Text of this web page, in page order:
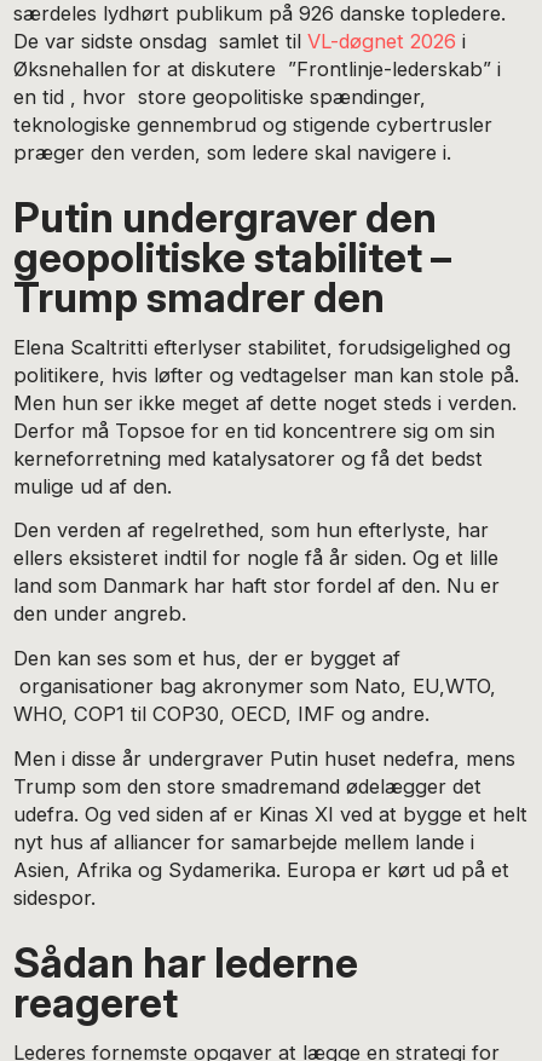
særdeles lydhørt publikum på 926 danske topledere.
De var sidste onsdag samlet tilVL-døgnet 2026i
Øksnehallen for at diskutere ”Frontlinje-lederskab” i
en tid , hvor store geopolitiske spændinger,
teknologiske gennembrud og stigende cybertrusler
præger den verden, som ledere skal navigere i.
Putin undergraver den
geopolitiske stabilitet –
Trump smadrer den
Elena Scaltritti efterlyser stabilitet, forudsigelighed og
politikere, hvis løfter og vedtagelser man kan stole på.
Men hun ser ikke meget af dette noget steds i verden.
Derfor må Topsoe for en tid koncentrere sig om sin
kerneforretning med katalysatorer og få det bedst
mulige ud af den.
Den verden af regelrethed, som hun efterlyste, har
ellers eksisteret indtil for nogle få år siden. Og et lille
land som Danmark har haft stor fordel af den. Nu er
den under angreb.
Den kan ses som et hus, der er bygget af
organisationer bag akronymer som Nato, EU,WTO,
WHO, COP1 til COP30, OECD, IMF og andre.
Men i disse år undergraver Putin huset nedefra, mens
Trump som den store smadremand ødelægger det
udefra. Og ved siden af er Kinas XI ved at bygge et helt
nyt hus af alliancer for samarbejde mellem lande i
Asien, Afrika og Sydamerika. Europa er kørt ud på et
sidespor.
Sådan har lederne
reageret
Lederes fornemste opgaver at lægge en strategi for